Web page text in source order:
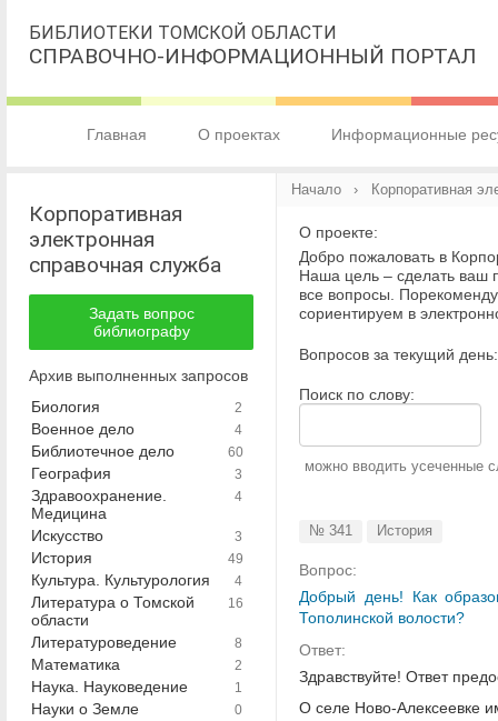
БИБЛИОТЕКИ ТОМСКОЙ ОБЛАСТИ
СПРАВОЧНО-ИНФОРМАЦИОННЫЙ ПОРТАЛ
Главная О проектах Информационные
Корпоративная
электронная
справочная служба
Задать вопрос
библиографу
Архив выполненных запросов
2
Биология
4
Военное дело
60
Библиотечное дело
3
География
4
Здравоохранение.
Медицина
3
Искусство
49
История
4
Культура. Культурология
16
Литература о Томской
области
8
Литературоведение
2
Математика
1
Наука. Науковедение
0
Науки о Земле
Начало › Корпоративная
О проекте:
Добро пожаловать в
Наша цель – сделать ваш
все вопросы.
сориентируем в
Вопросов за текущий
Поиск по слову:
можно вводить усеченные
№ 341 История
Вопрос:
Добрый день! Как
Тополинской волости?
Ответ:
Здравствуйте! Ответ
О селе Ново-Алексеевке